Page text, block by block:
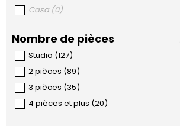
Casa (0)
Nombre de pièces
Studio (127)
2 pièces (89)
3 pièces (35)
4 pièces et plus (20)